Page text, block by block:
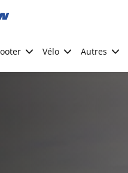
Vélo Autres